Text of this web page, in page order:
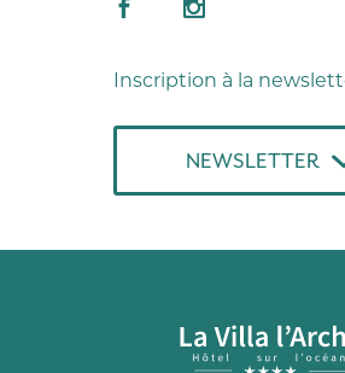
Inscription à la
NEWSLETTER